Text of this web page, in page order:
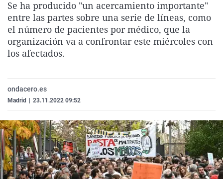
La rosa de los vientos
Gente viajera
Como el perro y el
Caso
Retornados
Equipo de
Extremadura
Galicia
La Rioja
País Vasco
Virales
Televisión
Elecciones
Se ha producido "un acercamiento importante"
entre las partes sobre una serie de líneas, como
el número de pacientes por médico, que la
organización va a confrontar este miércoles con
los afectados.
ondacero.es
Madrid 23.11.2022 09:52